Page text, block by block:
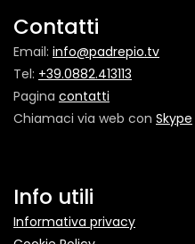
Contatti
Email: info@padrepio.tv
Tel: +39.0882.413113
Pagina contatti
Chiamaci via web con Skype
Info utili
Informativa privacy